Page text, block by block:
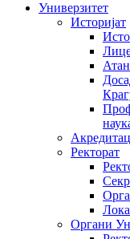
Универзитет
Историјат
Ректорат
Органи